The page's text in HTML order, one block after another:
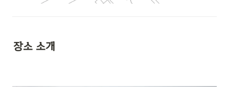
장소 소개